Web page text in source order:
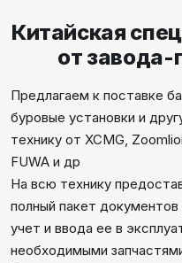
Китайская
от завода-
Предлагаем к поставке
буровые установки и
технику от XCMG,
FUWA и др
На всю технику
полный пакет документов
учет и ввода ее в
необходимыми